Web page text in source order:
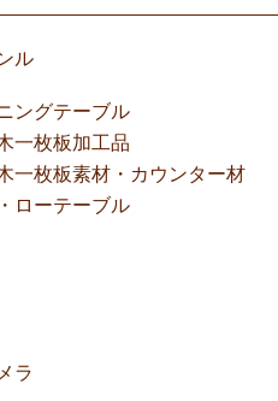
ル
ングテーブル
一枚板加工品
一枚板素材・カウンター材
ローテーブル
ラ